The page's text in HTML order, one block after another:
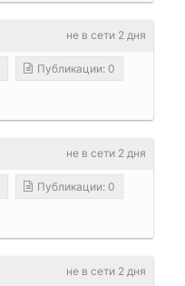
не в сети 2 дня
Публикации: 0
не в сети 2 дня
Публикации: 0
не в сети 2 дня